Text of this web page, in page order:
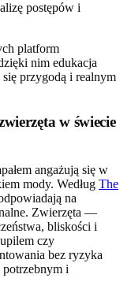
postępów i
platform
nim edukacja
przygodą i realnym
w świecie
angażują się w
mody. Według The
na
Zwierzęta —
bliskości i
czy
bez ryzyka
potrzebnym i